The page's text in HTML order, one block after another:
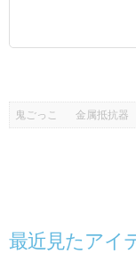
鬼ごっこ 金属抵抗器
最近見たアイ